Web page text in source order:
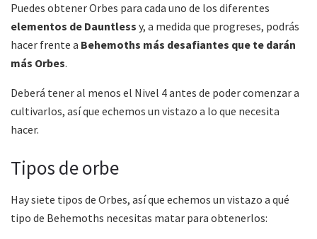
Puedes obtener Orbes para cada uno de los diferentes
elementos de Dauntless y, a medida que progreses, podrás
hacer frente a Behemoths más desafiantes que te darán
más Orbes.
Deberá tener al menos el Nivel 4 antes de poder comenzar a
cultivarlos, así que echemos un vistazo a lo que necesita
hacer.
Tipos de orbe
Hay siete tipos de Orbes, así que echemos un vistazo a qué
tipo de Behemoths necesitas matar para obtenerlos: